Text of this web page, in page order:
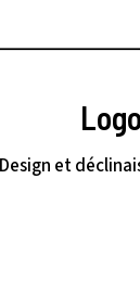
Logo
Design et